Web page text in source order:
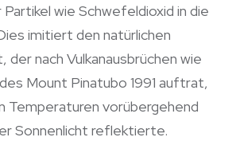
wie Schwefeldioxid in die
imitiert den natürlichen
der nach Vulkanausbrüchen wie
Mount Pinatubo 1991 auftrat,
Temperaturen vorübergehend
Sonnenlicht reflektierte.